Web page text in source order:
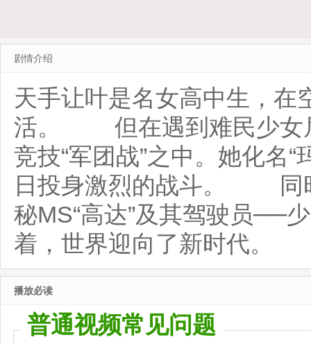
剧情介绍
天手让叶是名女高中生，在
活。 但在遇到难民少女
竞技“军团战”之中。她化名
日投身激烈的战斗。 同
秘MS“高达”及其驾驶员
着，世界迎向了新时代。
播放必读
普通视频常见问题